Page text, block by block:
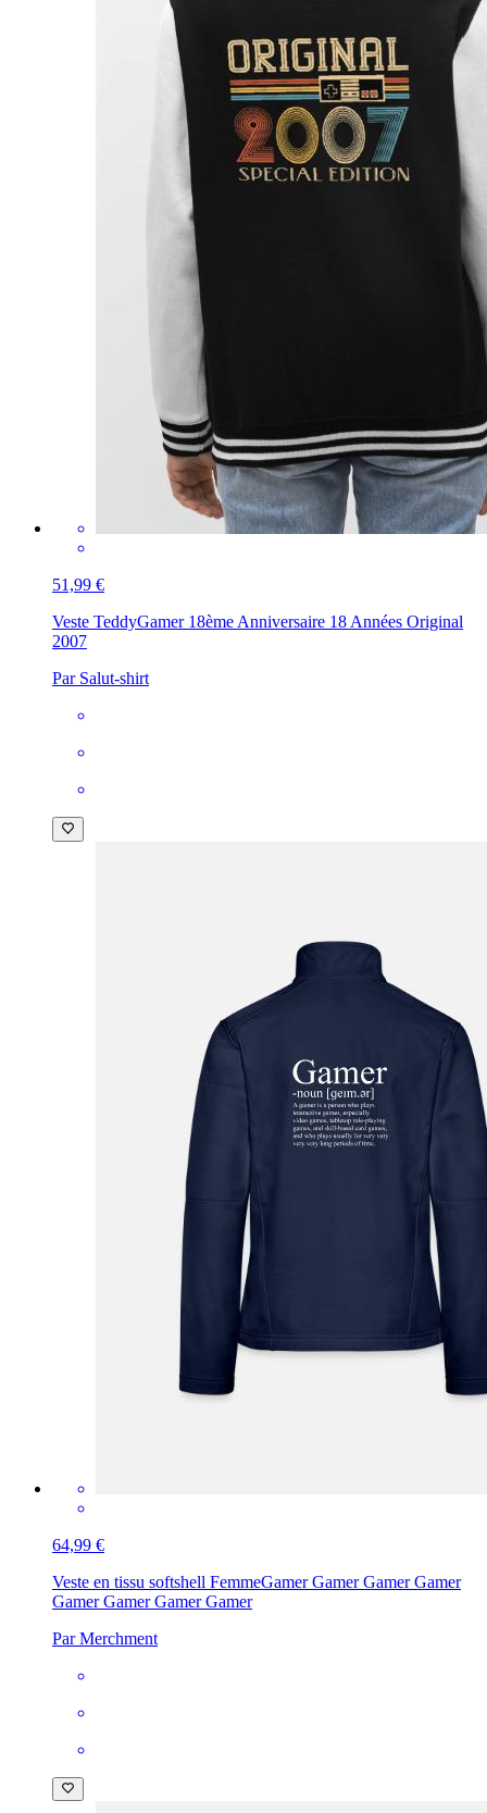
51,99 €
Veste TeddyGamer 18ème Anniversaire 18 Années Original
2007
Par Salut-shirt
64,99 €
Veste en tissu softshell FemmeGamer Gamer Gamer Gamer
Gamer Gamer Gamer Gamer
Par Merchment